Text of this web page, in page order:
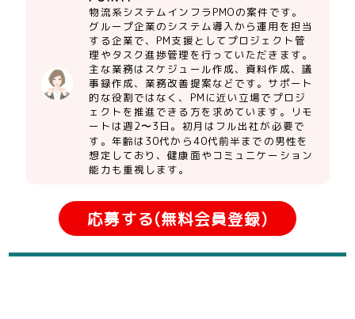
物流系システムインフラPMOの案件です。
グループ企業のシステム導入から運用を担当
する企業で、PM支援としてプロジェクト管
理やタスク進捗管理を行っていただきます。
主な業務はスケジュール作成、資料作成、議
事録作成、業務改善提案などです。サポート
的な役割ではなく、PMに近い立場でプロジ
ェクトを推進できる方を求めています。リモ
ートは週2〜3日。初月はフル出社が必要で
す。年齢は30代から40代前半までの男性を
想定しており、健康面やコミュニケーション
能力も重視します。
応募する(無料会員登録)